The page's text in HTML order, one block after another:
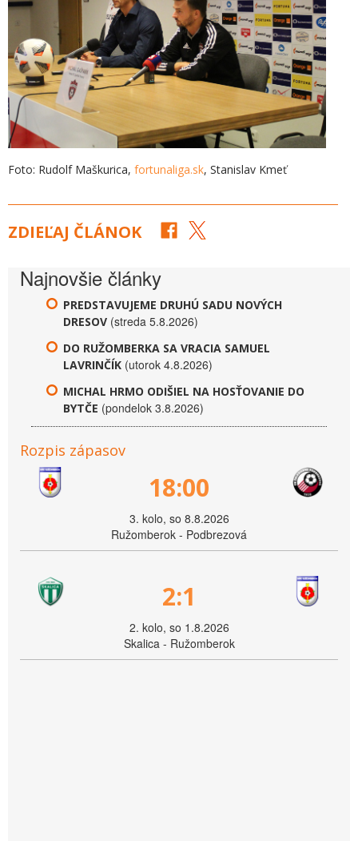
Foto: Rudolf Maškurica, fortunaliga.sk, Stanislav Kmeť
ZDIEĽAJ ČLÁNOK
Najnovšie články
PREDSTAVUJEME DRUHÚ SADU NOVÝCH
DRESOV (streda 5.8.2026)
DO RUŽOMBERKA SA VRACIA SAMUEL
LAVRINČÍK (utorok 4.8.2026)
MICHAL HRMO ODIŠIEL NA HOSŤOVANIE DO
BYTČE (pondelok 3.8.2026)
Rozpis zápasov
18:00
3. kolo, so 8.8.2026
Ružomberok - Podbrezová
2:1
2. kolo, so 1.8.2026
Skalica - Ružomberok